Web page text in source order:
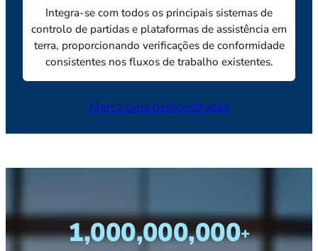
Integra-se com todos os principais sistemas de
controlo de partidas e plataformas de assistência em
terra, proporcionando verificações de conformidade
consistentes nos fluxos de trabalho existentes.
Marca uma demonstração
1,000,000,000+